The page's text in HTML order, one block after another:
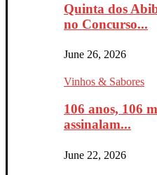
Quinta dos
no Concurso...
June 26, 2026
Vinhos & Sabores
106 anos, 106
assinalam...
June 22, 2026